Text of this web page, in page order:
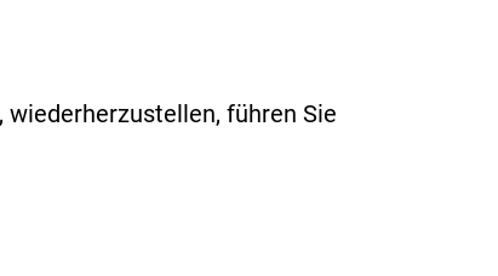
führen Sie